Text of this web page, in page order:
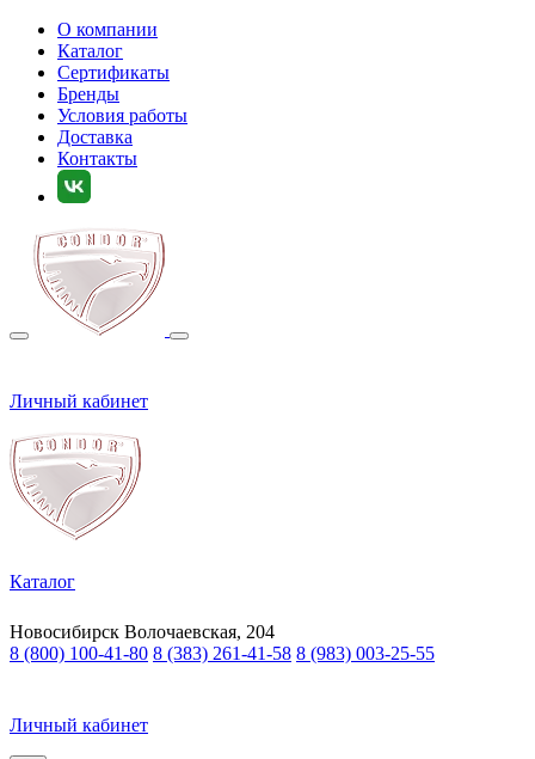
О компании
Каталог
Сертификаты
Бренды
Условия работы
Доставка
Контакты
Личный кабинет
Каталог
Новосибирск Волочаевская, 204
8 (800) 100-41-80 8 (383) 261-41-58 8 (983) 003-25-55
Личный кабинет